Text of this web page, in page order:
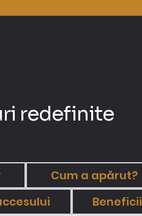
redefinite
Cum a apărut?
Beneficii